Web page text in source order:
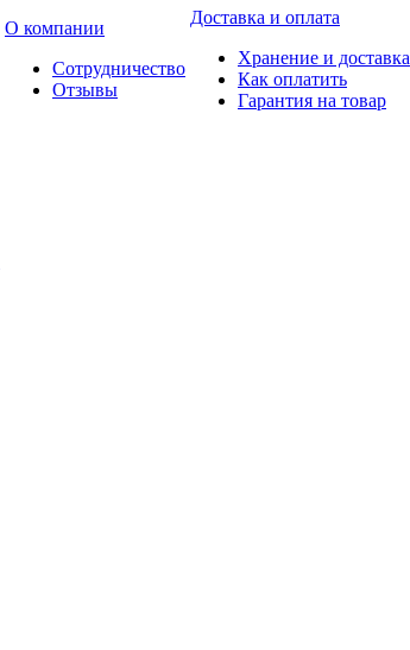
О компании
Сотрудничество
Отзывы
Доставка и оплата
Хранение и доставка
Как оплатить
Гарантия на товар